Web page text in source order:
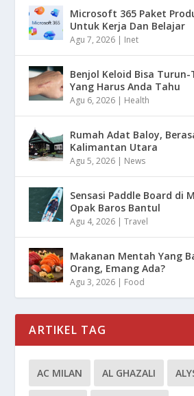
Microsoft 365 Paket
Untuk Kerja Dan Belajar
Agu 7, 2026 | Inet
Benjol Keloid Bisa
Yang Harus Anda Tahu
Agu 6, 2026 | Health
Rumah Adat Baloy,
Kalimantan Utara
Agu 5, 2026 | News
Sensasi Paddle Board di
Opak Baros Bantul
Agu 4, 2026 |Travel
Makanan Mentah Yang
Orang, Emang Ada?
Agu 3, 2026 | Food
ARTIKEL TAG
AC MILAN AL GHAZALI